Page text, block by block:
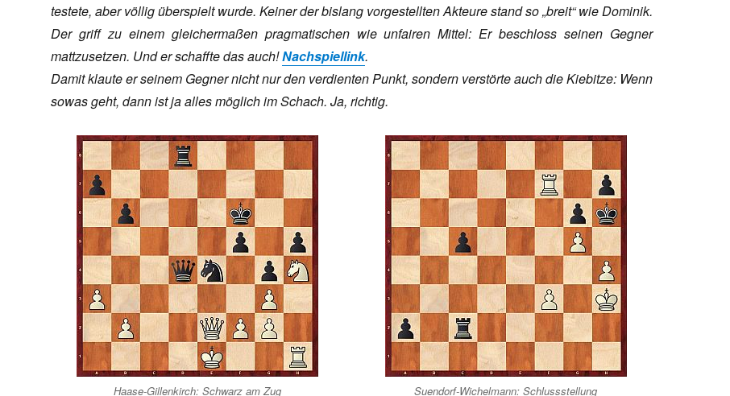
testete, aber völlig überspielt wurde. Keiner der bislang vorgestellten Akteure stand so „breit“ wie Dominik.
Der griff zu einem gleichermaßen pragmatischen wie unfairen Mittel: Er beschloss seinen Gegner
mattzusetzen. Und er schaffte das auch!Nachspiellink.
Damit klaute er seinem Gegner nicht nur den verdienten Punkt, sondern verstörte auch die Kiebitze: Wenn
sowas geht, dann ist ja alles möglich im Schach. Ja, richtig.
Haase-Gillenkirch: Schwarz am Zug Suendorf-Wichelmann: Schlussstellung